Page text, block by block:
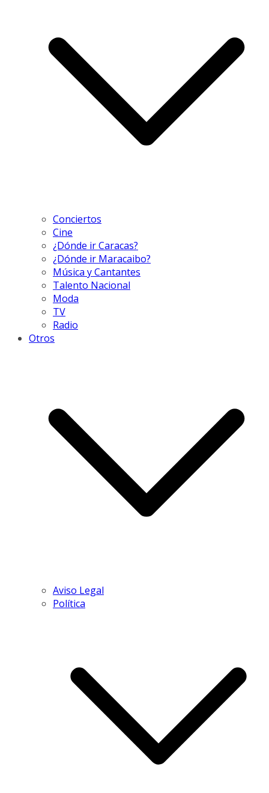
Conciertos
Cine
¿Dónde ir Caracas?
¿Dónde ir Maracaibo?
Música y Cantantes
Talento Nacional
Moda
TV
Radio
Otros
Aviso Legal
Política